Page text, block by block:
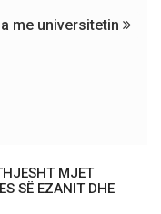
me universitetin
MJET
SË EZANIT DHE